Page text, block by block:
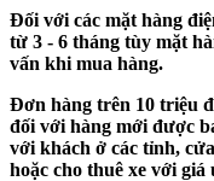
Đối với các mặt hàng
từ 3 - 6 tháng tùy mặt
vấn khi mua hàng.
Đơn hàng trên 10 triệu
đối với hàng mới được
với khách ở các tỉnh,
hoặc cho thuê xe với giá